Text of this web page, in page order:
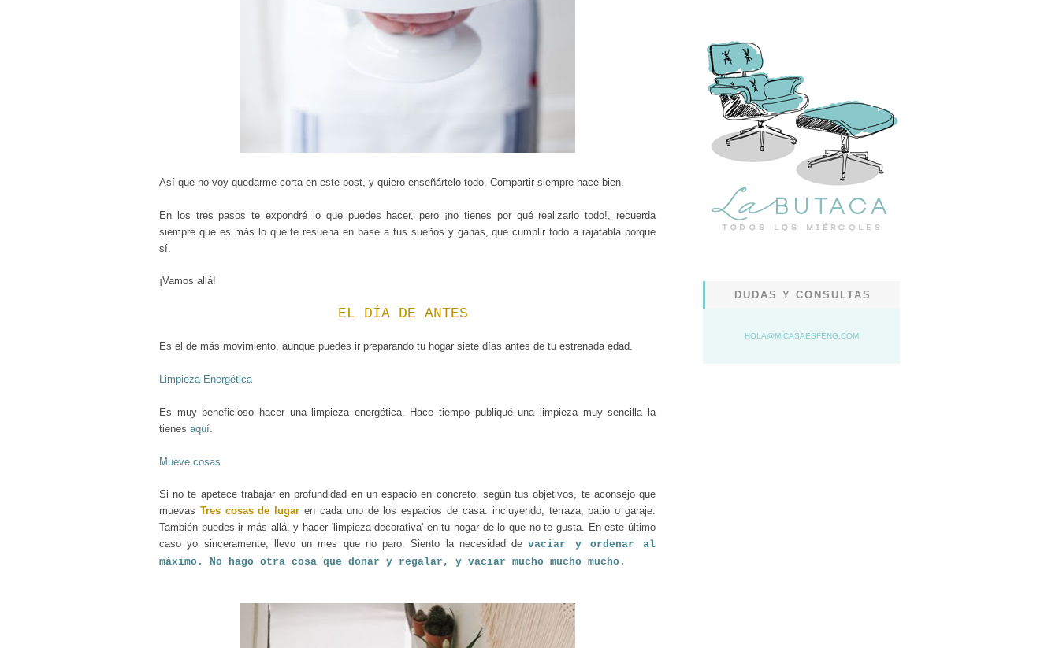
Así que no voy quedarme corta en este post, y quiero enseñártelo todo. Compartir siempre hace bien.
En los tres pasos te expondré lo que puedes hacer, pero ¡no tienes por qué realizarlo todo!, recuerda
siempre que es más lo que te resuena en base a tus sueños y ganas, que cumplir todo a rajatabla porque
sí.
¡Vamos allá!
EL DÍA DE ANTES
Es el de más movimiento, aunque puedes ir preparando tu hogar siete días antes de tu estrenada edad.
Limpieza Energética
Es muy beneficioso hacer una limpieza energética. Hace tiempo publiqué una limpieza muy sencilla la
tienes aquí
Mueve cosas
Si no te apetece trabajar en profundidad en un espacio en concreto, según tus objetivos, te aconsejo que
muevas Tres cosas de lugar en cada uno de los espacios de casa: incluyendo, terraza, patio o garaje.
También puedes ir más allá, y hacer 'limpieza decorativa' en tu hogar de lo que no te gusta. En este último
caso yo sinceramente, llevo un mes que no paro. Siento la necesidad devaciar y ordenar al
máximo. No hago otra cosa que donar y regalar, y vaciar mucho mucho mucho.
DUDAS Y CONSULTAS
HOLA@MICASAESFENG.COM